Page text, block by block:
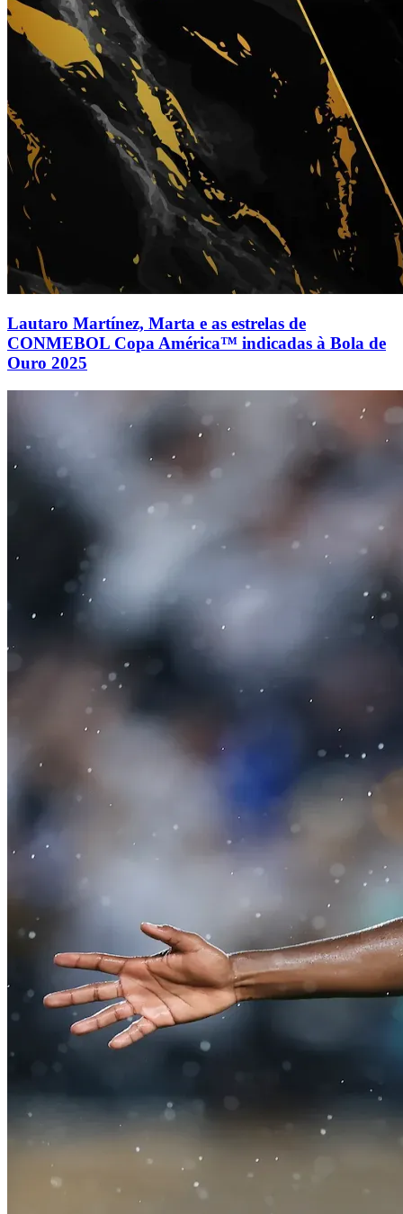
Lautaro Martínez, Marta e as estrelas de
CONMEBOL Copa América™ indicadas à Bola de
Ouro 2025